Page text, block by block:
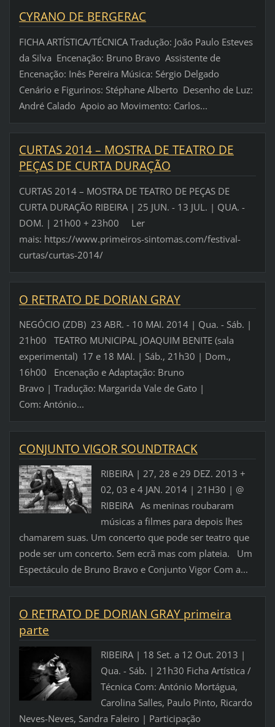
CYRANO DE BERGERAC
FICHA ARTÍSTICA/TÉCNICA Tradução: João Paulo Esteves
da Silva Encenação: Bruno Bravo Assistente de
Encenação: Inês Pereira Música: Sérgio Delgado
Cenário e Figurinos: Stéphane Alberto Desenho de Luz:
André Calado Apoio ao Movimento: Carlos...
CURTAS 2014 – MOSTRA DE TEATRO DE
PEÇAS DE CURTA DURAÇÃO
CURTAS 2014 – MOSTRA DE TEATRO DE PEÇAS DE
CURTA DURAÇÃO RIBEIRA | 25 JUN. - 13 JUL. | QUA. -
DOM. | 21h00 + 23h00 Ler
mais: https://www.primeiros-sintomas.com/festival-
curtas/curtas-2014/
O RETRATO DE DORIAN GRAY
NEGÓCIO (ZDB) 23 ABR. - 10 MAI. 2014 | Qua. - Sáb. |
21h00 TEATRO MUNICIPAL JOAQUIM BENITE (sala
experimental) 17 e 18 MAI. | Sáb., 21h30 | Dom.,
16h00 Encenação e Adaptação: Bruno
Bravo | Tradução: Margarida Vale de Gato |
Com: António...
CONJUNTO VIGOR SOUNDTRACK
RIBEIRA | 27, 28 e 29 DEZ. 2013 +
02, 03 e 4 JAN. 2014 | 21H30 | @
RIBEIRA As meninas roubaram
músicas a filmes para depois lhes
chamarem suas. Um concerto que pode ser teatro que
pode ser um concerto. Sem ecrã mas com plateia. Um
Espectáculo de Bruno Bravo e Conjunto Vigor Com a...
O RETRATO DE DORIAN GRAY primeira
parte
RIBEIRA | 18 Set. a 12 Out. 2013 |
Qua. - Sáb. | 21h30 Ficha Artística /
Técnica Com: António Mortágua,
Carolina Salles, Paulo Pinto, Ricardo
Neves-Neves, Sandra Faleiro | Participação